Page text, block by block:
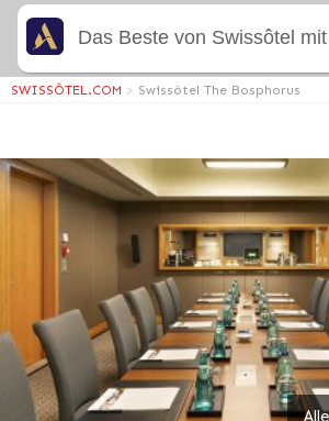
SWISSÔTEL.COM > Swissôtel The Bosphorus
Das Beste von Swissôtel